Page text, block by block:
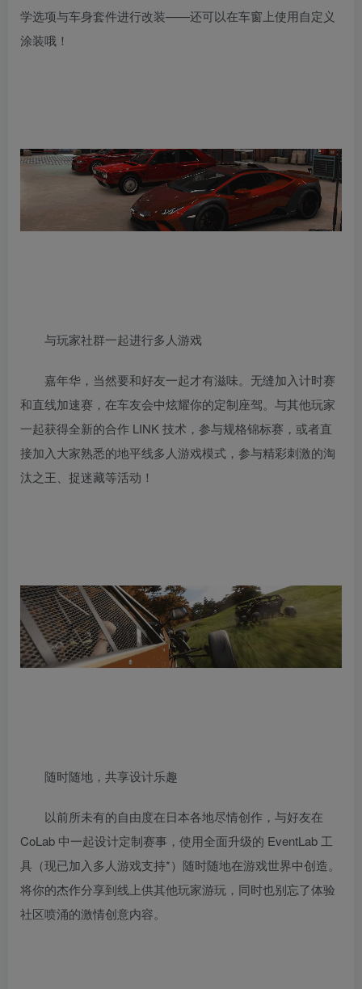
学选项与车身套件进行改装——还可以在车窗上使用自定义
涂装哦！
与玩家社群一起进行多人游戏
嘉年华，当然要和好友一起才有滋味。无缝加入计时赛
和直线加速赛，在车友会中炫耀你的定制座驾。与其他玩家
一起获得全新的合作 LINK 技术，参与规格锦标赛，或者直
接加入大家熟悉的地平线多人游戏模式，参与精彩刺激的淘
汰之王、捉迷藏等活动！
随时随地，共享设计乐趣
以前所未有的自由度在日本各地尽情创作，与好友在
CoLab 中一起设计定制赛事，使用全面升级的 EventLab 工
具（现已加入多人游戏支持*）随时随地在游戏世界中创造。
将你的杰作分享到线上供其他玩家游玩，同时也别忘了体验
社区喷涌的激情创意内容。